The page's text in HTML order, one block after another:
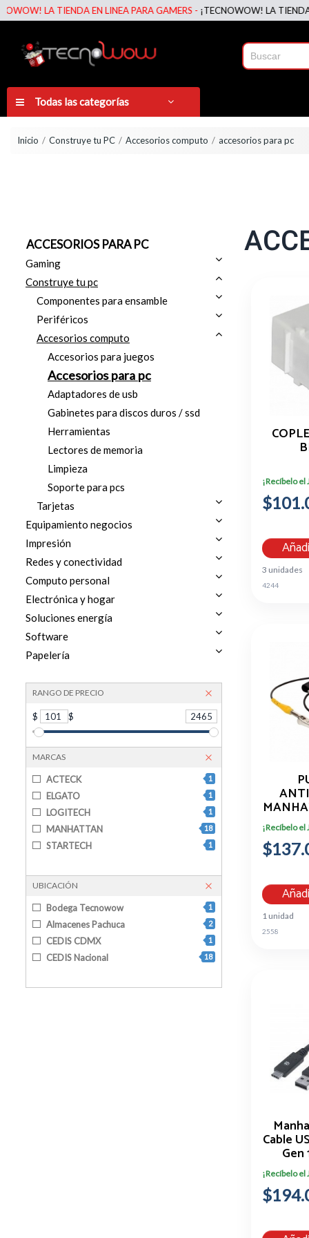
LA TIENDA EN LINEA PARA GAMERS -¡TECNOWOW! LA TIENDA EN
Todas las categorías
Inicio Construye tu PC Accesorios computo accesorios para pc
ACCESORIOS PARA PC
Gaming
Construye tu pc
Componentes para ensamble
Periféricos
Accesorios computo
Accesorios para juegos
Accesorios para pc
Adaptadores de usb
Gabinetes para discos duros / ssd
Herramientas
Lectores de memoria
Limpieza
Soporte para pcs
Tarjetas
Equipamiento negocios
Impresión
Redes y conectividad
Computo personal
Electrónica y hogar
Soluciones energía
Software
Papelería
RANGO DE PRECIO
$ 101 $ 2465
MARCAS
ACTECK 1
ELGATO 1
LOGITECH 1
MANHATTAN 18
STARTECH 1
UBICACIÓN
Bodega Tecnowow 1
Almacenes Pachuca 2
CEDIS CDMX 1
CEDIS Nacional 18
¡Recíbelo el
3 unidades
4244
¡Recíbelo el
1 unidad
2558
Cable
Gen
¡Recíbelo el